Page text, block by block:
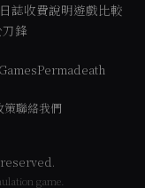
誌收費說明遊戲比較
鋒
Permadeath
策聯絡我們
game.